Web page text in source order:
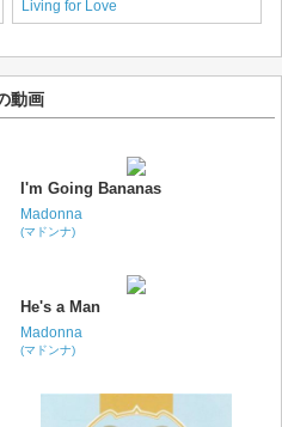
Living for Love
動画
I'm Going Bananas
Madonna
(マドンナ)
He's a Man
Madonna
(マドンナ)